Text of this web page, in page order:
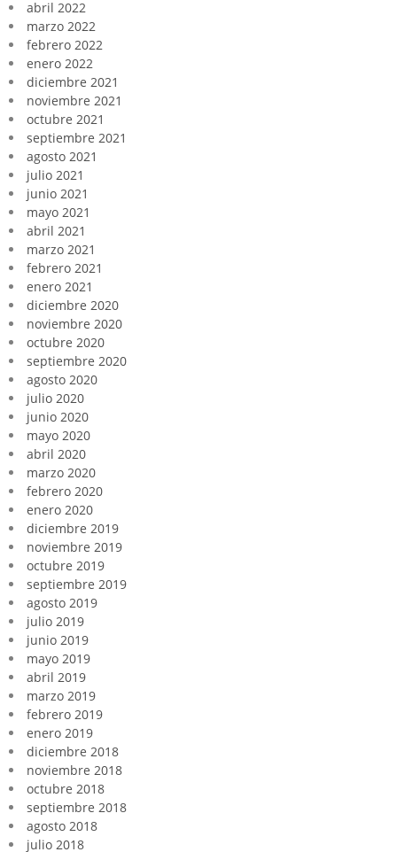
abril 2022
marzo 2022
febrero 2022
enero 2022
diciembre 2021
noviembre 2021
octubre 2021
septiembre 2021
agosto 2021
julio 2021
junio 2021
mayo 2021
abril 2021
marzo 2021
febrero 2021
enero 2021
diciembre 2020
noviembre 2020
octubre 2020
septiembre 2020
agosto 2020
julio 2020
junio 2020
mayo 2020
abril 2020
marzo 2020
febrero 2020
enero 2020
diciembre 2019
noviembre 2019
octubre 2019
septiembre 2019
agosto 2019
julio 2019
junio 2019
mayo 2019
abril 2019
marzo 2019
febrero 2019
enero 2019
diciembre 2018
noviembre 2018
octubre 2018
septiembre 2018
agosto 2018
julio 2018